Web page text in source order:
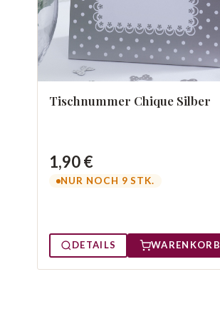
Tischnummer Chique Silber
1,90 €
NUR NOCH 9 STK.
DETAILS WARENKORB